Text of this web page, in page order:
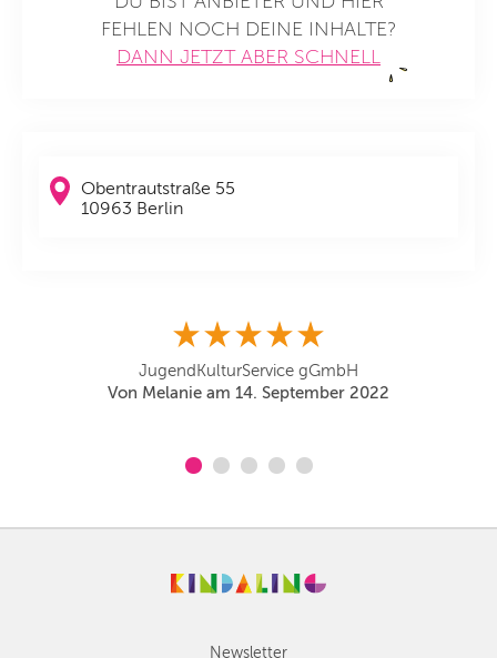
FEHLEN NOCH DEINE INHALTE?
DANN JETZT ABER SCHNELL
Obentrautstraße 55
10963 Berlin
JugendKulturService gGmbH
Von Melanie am 14. September 2022
Newsletter